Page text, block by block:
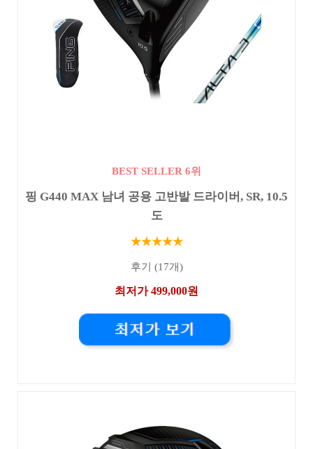
BEST SELLER 6위
핑 G440 MAX 남녀 공용 고반발 드라이버, SR, 10.5
도
★★★★★
후기 (17개)
최저가 499,000원